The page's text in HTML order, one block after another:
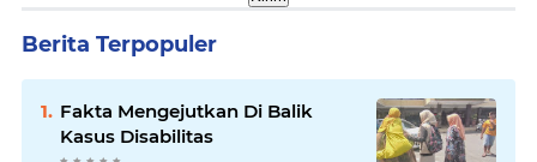
Berita Terpopuler
Fakta Mengejutkan Di Balik
Kasus Disabilitas